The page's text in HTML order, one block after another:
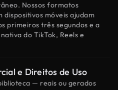
Nossos formatos
móveis ajudam
primeiros três segundos e a
do TikTok, Reels e
e Direitos de Uso
— reais ou gerados